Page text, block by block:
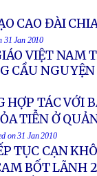
CAO ĐÀI
31 Jan 2010
VIỆT NAM
CẦU
HỢP TÁC VỚI
TIỄN Ở
on 31 Jan 2010
TỤC CẠN KHÔ
BỐT LÃNH